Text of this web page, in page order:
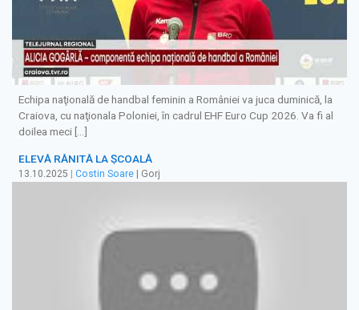
Echipa naţională de handbal feminin a României va juca duminică, la
Craiova, cu naţionala Poloniei, în cadrul EHF Euro Cup 2026. Va fi al
doilea meci […]
ELEVĂ RĂNITĂ LA ȘCOALĂ
13.10.2025 Costin Soare | Gorj